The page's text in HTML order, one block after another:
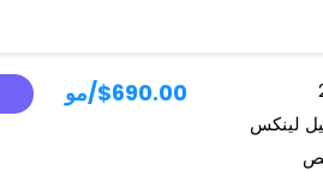
لينكس
$690.00/مو